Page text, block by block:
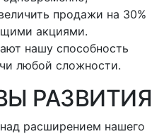
продажи на 30%
акциями.
нашу способность
любой сложности.
РАЗВИТИЯ
расширением нашего